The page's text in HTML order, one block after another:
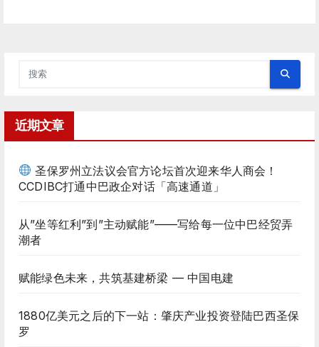
近期文章
圣保罗州立法议会官方论坛首次迎来华人商会！
CCDIBC打通中巴政企对话「高速通道」
从”坐等红利”到”主动赋能”——写给每一位中巴经贸弄
潮者
赋能绿色未来，共筑基建桥梁 — 中国电建
1880亿美元之后的下一站：肇庆产业投资登陆巴西圣保
罗